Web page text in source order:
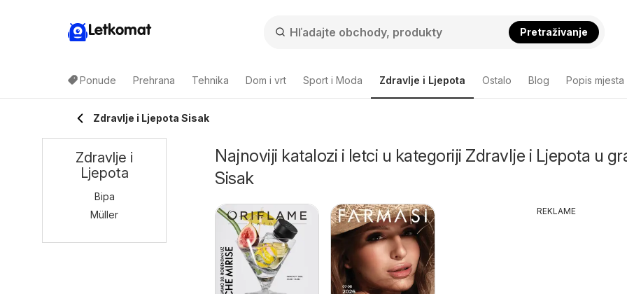
Letkomat Pretraživanje
Ponude Prehrana Tehnika Dom i vrt Sport i Moda Zdravlje i Ljepota Ostalo Blog Popis mjesta
Zdravlje i Ljepota Sisak
Najnoviji katalozi i letci u kategoriji Zdravlje i Ljepota u
Sisak
REKLAME
Zdravlje i
Ljepota
Bipa
Müller